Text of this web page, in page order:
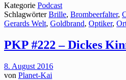
Kategorie Podcast
SchlagwörterBrille, Brombeerfalter,
Gerards Welt, Goldbrand, Optiker,
PKP #222 – Dickes
8. August 2016
von Planet-Kai